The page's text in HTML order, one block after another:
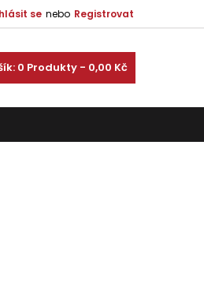
se nebo Registrovat
0 Produkty - 0,00 Kč